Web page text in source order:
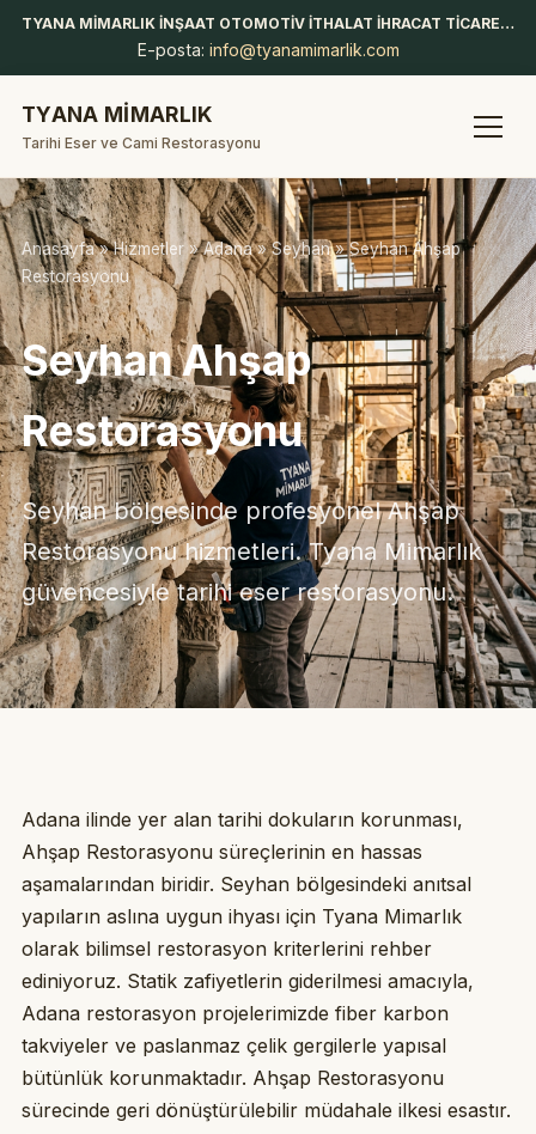
TYANA MİMARLIK İNŞAAT OTOMOTİV İTHALAT İHRACAT TİCARET LİMİTED ŞİRKETİ
E-posta: info@tyanamimarlik.com
TYANA MİMARLIK
Tarihi Eser ve Cami Restorasyonu
Anasayfa»Hizmetler»Adana»Seyhan» Seyhan Ahşap
Restorasyonu
Seyhan Ahşap
Restorasyonu
Seyhan bölgesinde profesyonel Ahşap
Restorasyonu hizmetleri. Tyana Mimarlık
güvencesiyle tarihi eser restorasyonu.
Adana ilinde yer alan tarihi dokuların korunması,
Ahşap Restorasyonu süreçlerinin en hassas
aşamalarından biridir. Seyhan bölgesindeki anıtsal
yapıların aslına uygun ihyası için Tyana Mimarlık
olarak bilimsel restorasyon kriterlerini rehber
ediniyoruz. Statik zafiyetlerin giderilmesi amacıyla,
Adana restorasyon projelerimizde fiber karbon
takviyeler ve paslanmaz çelik gergilerle yapısal
bütünlük korunmaktadır. Ahşap Restorasyonu
sürecinde geri dönüştürülebilir müdahale ilkesi esastır.